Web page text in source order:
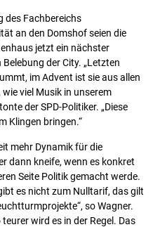
des Fachbereichs
an den Domshof seien die
jetzt ein nächster
der City. „Letzten
im Advent ist sie aus allen
viel Musik in unserem
der SPD-Politiker. „Diese
Klingen bringen.“
mehr Dynamik für die
dann kneife, wenn es konkret
Seite Politik gemacht werde.
es nicht zum Nulltarif, das gilt
so Wagner.
wird es in der Regel. Das